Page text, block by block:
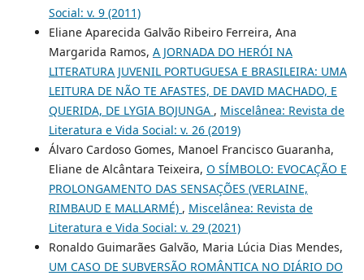
Social: v. 9 (2011)
Eliane Aparecida Galvão Ribeiro Ferreira, Ana
Margarida Ramos, A JORNADA DO HERÓI NA
LITERATURA JUVENIL PORTUGUESA E BRASILEIRA: UMA
LEITURA DE NÃO TE AFASTES, DE DAVID MACHADO, E
QUERIDA, DE LYGIA BOJUNGA , Miscelânea: Revista de
Literatura e Vida Social: v. 26 (2019)
Álvaro Cardoso Gomes, Manoel Francisco Guaranha,
Eliane de Alcântara Teixeira, O SÍMBOLO: EVOCAÇÃO E
PROLONGAMENTO DAS SENSAÇÕES (VERLAINE,
RIMBAUD E MALLARMÉ) , Miscelânea: Revista de
Literatura e Vida Social: v. 29 (2021)
Ronaldo Guimarães Galvão, Maria Lúcia Dias Mendes,
UM CASO DE SUBVERSÃO ROMÂNTICA NO DIÁRIO DO